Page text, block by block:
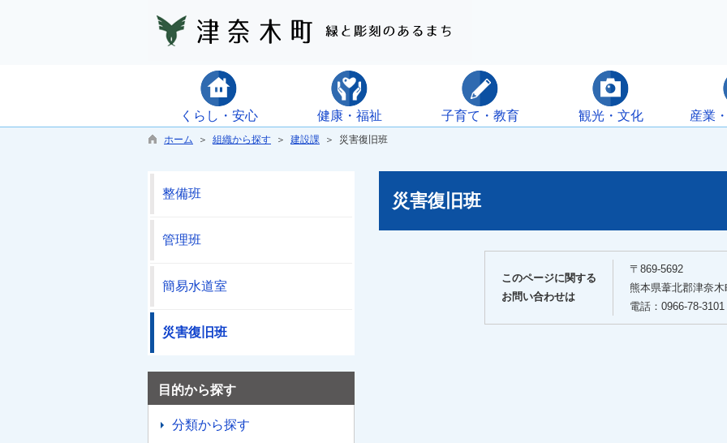
くらし・安心 健康・福祉 子育て・教育 観光・文化 産業
ホーム ＞ 組織から探す ＞ 建設課 ＞ 災害復旧班
災害復旧班
このページに関する
お問い合わせは
〒869-5692
熊本県葦北郡津奈
電話：0966-78-3101
整備班
管理班
簡易水道室
災害復旧班
目的から探す
分類から探す